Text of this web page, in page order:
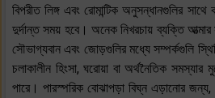
বিপরীত লিঙ্গ এবং রোমান্টিক অনুসন্ধানগুলির
দুর্দান্ত সময় হবে। অনেক নিখরচায় ব্যক্তি আত্মার
সৌভাগ্যবান এবং জোড়গুলির মধ্যে সম্পর্কগুলি
চলাকালীন হিংসা, ঘরোয়া বা অর্থনৈতিক সমস্যার
পারে। পারস্পরিক বোঝাপড়া বিঘ্ন এড়ানোর জন্য,